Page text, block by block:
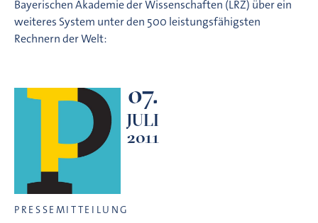
Bayerischen Akademie der Wissenschaften (LRZ) über ein
weiteres System unter den 500 leistungsfähigsten
Rechnern der Welt:
07.
JULI
2011
PRESSEMITTEILUNG